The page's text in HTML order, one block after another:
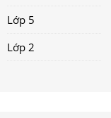
Lớp 5
Lớp 2